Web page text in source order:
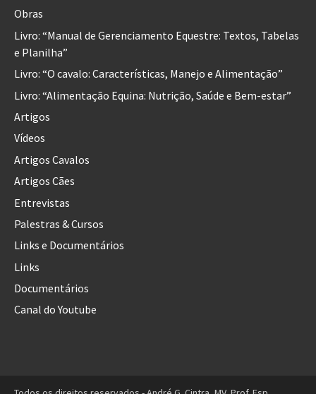
Obras
Livro: “Manual de Gerenciamento Equestre: Textos, Tabelas
e Planilha”
Livro: “O cavalo: Características, Manejo e Alimentação”
Livro: “Alimentação Equina: Nutrição, Saúde e Bem-estar”
Artigos
Vídeos
Artigos Cavalos
Artigos Cães
Entrevistas
Palestras & Cursos
Links e Documentários
Links
Documentários
Canal do Youtube